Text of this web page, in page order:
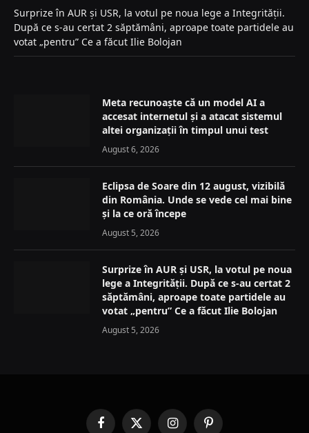
Surprize în AUR și USR, la votul pe noua lege a Integrității.
După ce s-au certat 2 săptămâni, aproape toate partidele au
votat „pentru” Ce a făcut Ilie Bolojan
Meta recunoaște că un model AI a
accesat internetul și a atacat sistemul
altei organizații în timpul unui test
August 6, 2026
Eclipsa de Soare din 12 august, vizibilă
din România. Unde se vede cel mai bine
și la ce oră începe
August 5, 2026
Surprize în AUR și USR, la votul pe noua
lege a Integrității. După ce s-au certat 2
săptămâni, aproape toate partidele au
votat „pentru” Ce a făcut Ilie Bolojan
August 5, 2026
FacebookX InstagramPinterest